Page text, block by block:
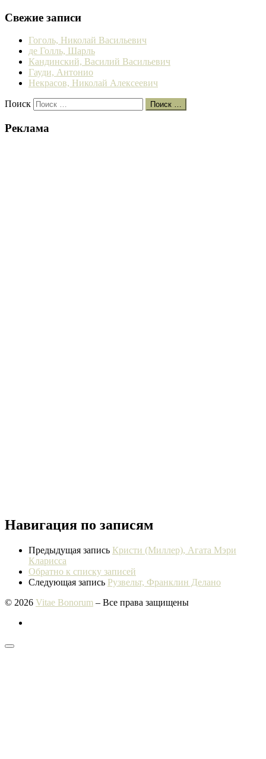
Свежие записи
Гоголь, Николай Васильевич
де Голль, Шарль
Кандинский, Василий Васильевич
Гауди, Антонио
Некрасов, Николай Алексеевич
Поиск Поиск …
Реклама
Навигация по записям
Предыдущая запись Кристи (Миллер), Агата Мэри
Кларисса
Обратно к списку записей
Следующая запись Рузвельт, Франклин Делано
© 2026 Vitae Bonorum – Все права защищены